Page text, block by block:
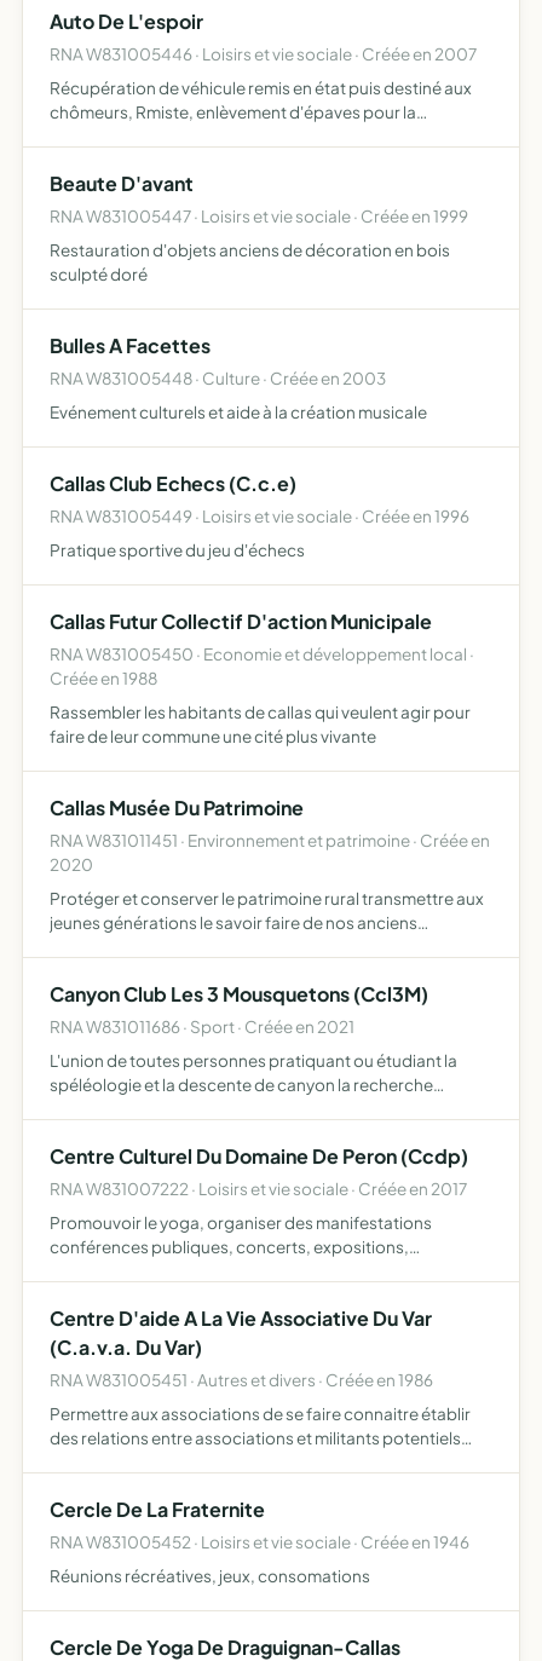
Auto De L'espoir
RNA W831005446 · Loisirs et vie sociale · Créée en 2007
Récupération de véhicule remis en état puis destiné aux
chômeurs, Rmiste, enlèvement d'épaves pour la
Beaute D'avant
RNA W831005447 · Loisirs et vie sociale · Créée en 1999
Restauration d'objets anciens de décoration en bois
sculpté doré
Bulles A Facettes
RNA W831005448 · Culture · Créée en 2003
Evénement culturels et aide à la création musicale
Callas Club Echecs (C.c.e)
RNA W831005449 · Loisirs et vie sociale · Créée en 1996
Pratique sportive du jeu d'échecs
Callas Futur Collectif D'action Municipale
RNA W831005450 · Economie et développement local ·
Créée en 1988
Rassembler les habitants de callas qui veulent agir pour
faire de leur commune une cité plus vivante
Callas Musée Du Patrimoine
RNA W831011451 · Environnement et patrimoine · Créée en
2020
Protéger et conserver le patrimoine rural transmettre aux
jeunes générations le savoir faire de nos anciens
Canyon Club Les 3 Mousquetons (Ccl3M)
RNA W831011686 · Sport · Créée en 2021
L'union de toutes personnes pratiquant ou étudiant la
spéléologie et la descente de canyon la recherche
monde so…
Centre Culturel Du Domaine De Peron (Ccdp)
RNA W831007222 · Loisirs et vie sociale · Créée en 2017
Promouvoir le yoga, organiser des manifestations
conférences publiques, concerts, expositions,
d'en favoriser l…
Centre D'aide A La Vie Associative Du Var
(C.a.v.a. Du Var)
RNA W831005451 · Autres et divers · Créée en 1986
Permettre aux associations de se faire connaitre établir
des relations entre associations et militants potentiels
Cercle De La Fraternite
RNA W831005452 · Loisirs et vie sociale · Créée en 1946
Réunions récréatives, jeux, consomations
Cercle De Yoga De Draguignan-Callas